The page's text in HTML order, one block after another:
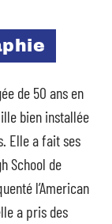
de 50 ans en
bien installée
Elle a fait ses
School de
l’American
a pris des